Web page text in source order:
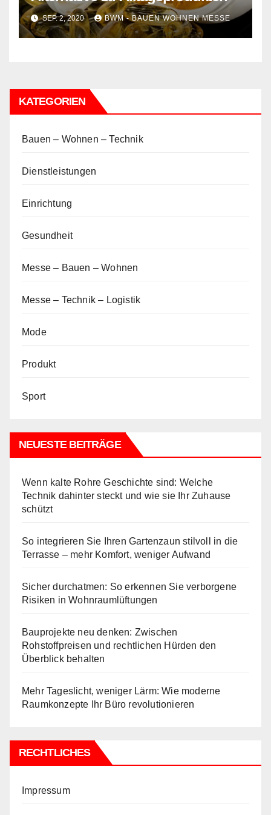
SEP. 2, 2020 BWM - BAUEN WOHNEN MESSE
KATEGORIEN
Bauen – Wohnen – Technik
Dienstleistungen
Einrichtung
Gesundheit
Messe – Bauen – Wohnen
Messe – Technik – Logistik
Mode
Produkt
Sport
NEUESTE BEITRÄGE
Wenn kalte Rohre Geschichte sind: Welche
Technik dahinter steckt und wie sie Ihr Zuhause
schützt
So integrieren Sie Ihren Gartenzaun stilvoll in die
Terrasse – mehr Komfort, weniger Aufwand
Sicher durchatmen: So erkennen Sie verborgene
Risiken in Wohnraumlüftungen
Bauprojekte neu denken: Zwischen
Rohstoffpreisen und rechtlichen Hürden den
Überblick behalten
Mehr Tageslicht, weniger Lärm: Wie moderne
Raumkonzepte Ihr Büro revolutionieren
RECHTLICHES
Impressum